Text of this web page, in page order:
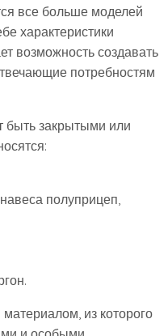
все больше моделей
характеристики
возможность создавать
потребностям
быть закрытыми или
полуприцеп,
из которого